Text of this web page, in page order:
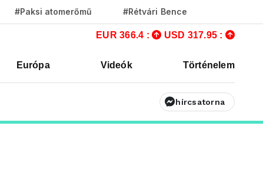
#Paksi atomerőmű #Rétvári Bence
EUR 366.4 : USD 317.95 :
Európa Videók Történelem
hírcsatorna